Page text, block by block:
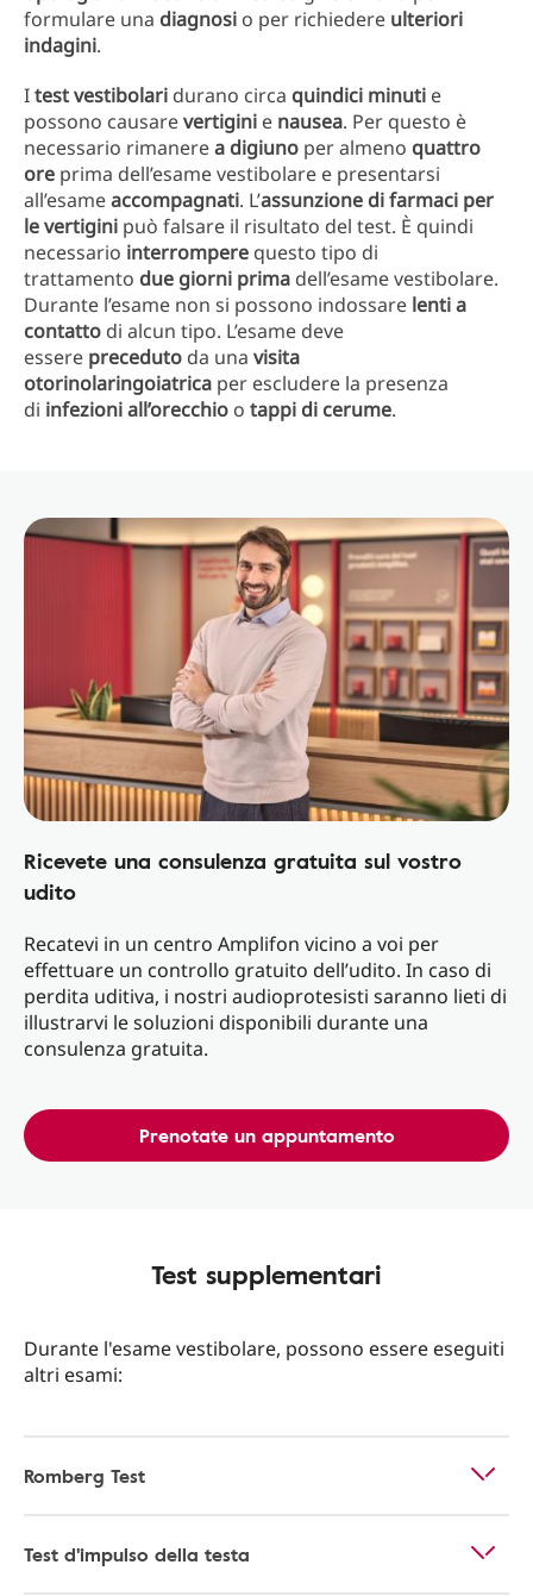
formulare una diagnosi o per richiedere ulteriori
indagini.
Itest vestibolari durano circa quindici minuti e
possono causarevertigini e nausea. Per questo è
necessario rimanerea digiuno per almeno quattro
ore prima dell’esame vestibolare e presentarsi
all’esameaccompagnati. L’assunzione di farmaci per
le vertigini può falsare il risultato del test. È quindi
necessario interrompere questo tipo di
trattamento due giorni prima dell’esame vestibolare.
Durante l’esame non si possono indossare lenti a
contatto di alcun tipo. L’esame deve
essere preceduto da una visita
otorinolaringoiatrica per escludere la presenza
di infezioni all’orecchio o tappi di cerume.
Ricevete una consulenza gratuita sul vostro
udito
Recatevi in un centro Amplifon vicino a voi per
effettuare un controllo gratuito dell’udito. In caso di
perdita uditiva, i nostri audioprotesisti saranno lieti di
illustrarvi le soluzioni disponibili durante una
consulenza gratuita.
Prenotate un appuntamento
Test supplementari
Durante l'esame vestibolare, possono essere eseguiti
altri esami:
Romberg Test
Test d'impulso della testa